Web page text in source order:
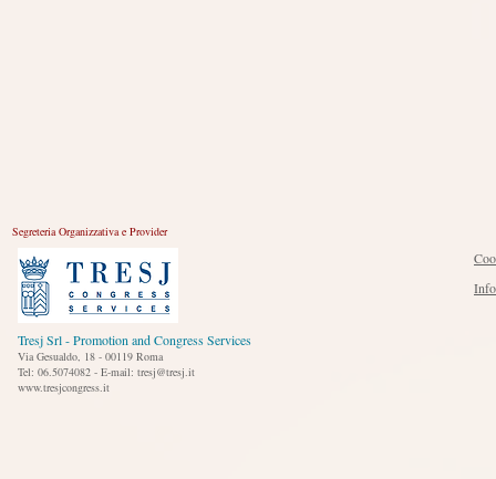
Segreteria Organizzativa e Provider
Tresj Srl - Promotion and Congress Services
Via Gesualdo, 18 - 00119 Roma
Tel: 06.5074082 - E-mail: tresj@tresj.it
www.tresjcongress.it